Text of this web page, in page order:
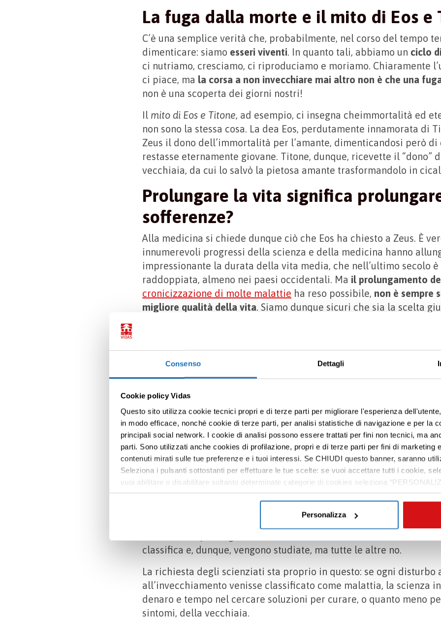
Consenso Dettagli
Cookie policy Vidas
Questo sito utilizza cookie tecnici propri e di terze parti per migliorare l'esperienza
in modo efficace, nonché cookie di terze parti, per analisi statistiche di navigazione e per la
principali social network. I cookie di analisi possono essere trattati per fini non tecnici, ma
parti. Sono utilizzati anche cookies di profilazione, propri e di terze parti per fini di marketing
contenuti mirati sulle tue preferenze e i tuoi interessi. Se CHIUDI questo banner, saranno
Seleziona i pulsanti sottostanti per effettuare le tue scelte: se vuoi accettare tutti i cookie,
vuoi abilitare o disabilitare soltanto determinate categorie di cookies seleziona
informazioni e modificare le tue preferenze vai alla nostracookie policy.
Personalizza
La fuga dalla morte e il mito di Eos e
C’è una semplice verità che, probabilmente, nel corso del tempo
dimenticare: siamo esseri viventi. In quanto tali, abbiamo un ciclo
ci nutriamo, cresciamo, ci riproduciamo e moriamo. Chiaramente
ci piace, ma la corsa a non invecchiare mai altro non è che una
non è una scoperta dei giorni nostri!
Il mito di Eos e Titone, ad esempio, ci insegna cheimmortalità ed
non sono la stessa cosa. La dea Eos, perdutamente innamorata di
Zeus il dono dell’immortalità per l’amante, dimenticandosi però
restasse eternamente giovane. Titone, dunque, ricevette il “dono”
vecchiaia, da cui lo salvò la pietosa amante trasformandolo in
Prolungare la vita significa
sofferenze?
Alla medicina si chiede dunque ciò che Eos ha chiesto a Zeus. È
innumerevoli progressi della scienza e della medicina hanno
impressionante la durata della vita media, che nell’ultimo secolo è
raddoppiata, almeno nei paesi occidentali. Ma il prolungamento
cronicizzazione di molte malattie ha reso possibile, non è sempre
migliore qualità della vita. Siamo dunque sicuri che sia la scelta
Si dovrebbe riconoscere
come malattia?
Secondo gli scienziati sì.
Ad oggil’invecchiamento non è consideratodai governi e dalle
controllo come una malattia , ma semplicemente come una
condizione della nostra esistenza. Tuttavia, secondo alcuni
non considerarlo come tale: cerchiamo di capire il perché.
L’Organizzazione Mondiale della Sanità aggiorna periodicamente
chiamatoInternational Classification of Disease(ICD), utilizzato
nel mondo e per
classifica e, dunque, vengono studiate, ma tutte le altre no.
La richiesta degli scienziati sta proprio in questo: se ogni disturbo
all’invecchiamento venisse classificato come malattia, la scienza
denaro e tempo nel cercare soluzioni per curare, o quanto meno
sintomi, della vecchiaia.